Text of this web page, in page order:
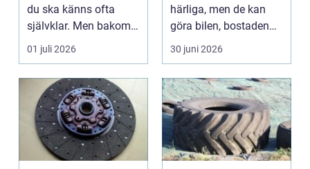
du ska känns ofta
självklar. Men bakom
varje problem...
01 juli 2026
härliga, men de kan
göra bilen, bostaden
eller kontoret varma
och blä...
30 juni 2026